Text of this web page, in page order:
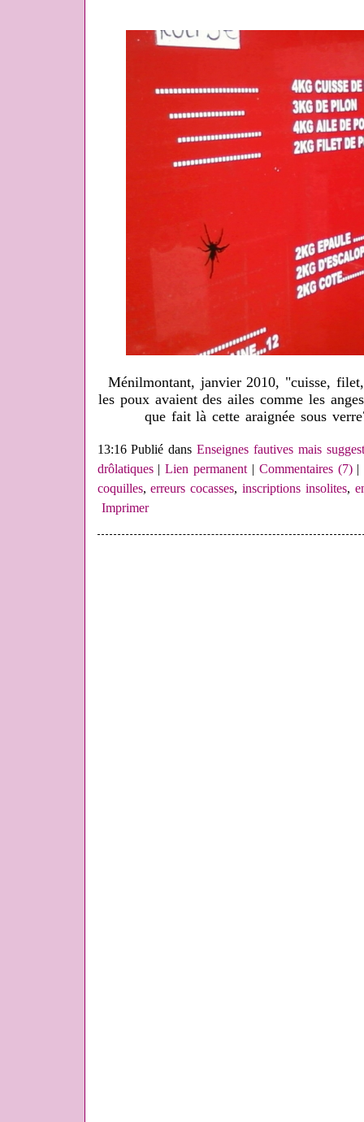
Ménilmontant, janvier 2010, "cuisse,
les poux avaient des ailes comme les
que fait là cette araignée sous
13:16 Publié dansEnseignes fautives mais
drôlatiques|Lien permanent| Commentaires (7)|
coquilles,erreurs cocasses,inscriptions insolites,
Imprimer